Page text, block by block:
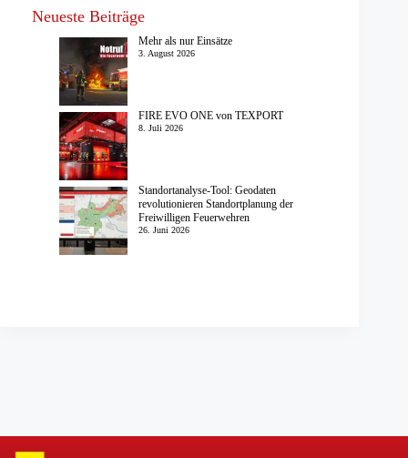
Neueste Beiträge
Mehr als nur Einsätze
3. August 2026
FIRE EVO ONE von TEXPORT
8. Juli 2026
Standortanalyse-Tool: Geodaten
revolutionieren Standortplanung der
Freiwilligen Feuerwehren
26. Juni 2026